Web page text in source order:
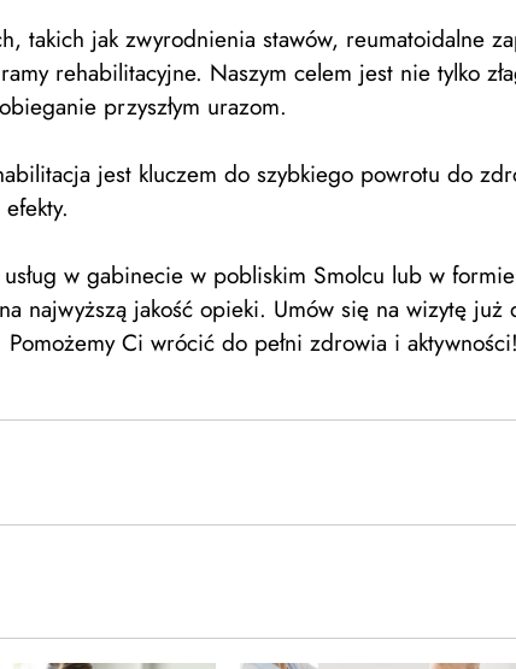
takich jak zwyrodnienia stawów, reumatoidalne
rehabilitacyjne. Naszym celem jest nie tylko
przyszłym urazom.
jest kluczem do szybkiego powrotu do
w gabinecie w pobliskim Smolcu lub w
najwyższą jakość opieki. Umów się na wizytę
Ci wrócić do pełni zdrowia i aktywności!